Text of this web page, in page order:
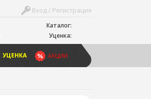
Каталог:
Уценка:
Вход / Регистрация
АКЦИИ
УЦЕНКА